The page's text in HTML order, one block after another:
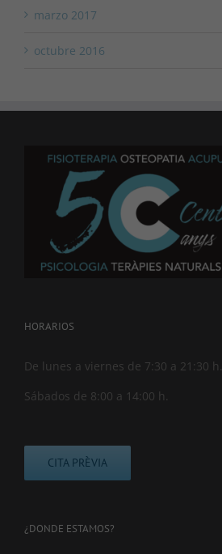
marzo 2017
octubre 2016
HORARIOS
De lunes a viernes de 7:30 a 21:30 h.
Sábados de 8:00 a 14:00 h.
CITA PRÈVIA
¿DONDE ESTAMOS?